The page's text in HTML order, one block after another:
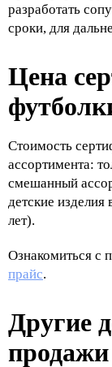
разработать
сроки, для
Цена
Стоимость
ассортимента:
смешанный
детские
лет).
Ознакомиться с
прайс.
Другие